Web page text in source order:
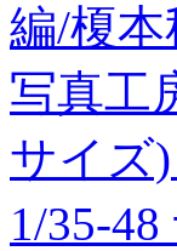
編/榎
写真工
サイズ
1/35-